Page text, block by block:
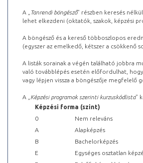
A „ Tanrendi böngésző” részben keresés
lehet elkezdeni (oktatók, szakok, képzési
A böngésző és a kereső többoszlopos
(egyszer az emelkedő, kétszer a
A listák sorainak a végén található jobbra
való továbblépés esetén előfordulhat,
vagy lépjen vissza a böngészője megfelelő
A „ Képzési programok szerinti kurzuskódlista”
Képzési forma (szint)
0
Nem releváns
A
Alapképzés
B
Bachelorképzés
E
Egységes osztatlan